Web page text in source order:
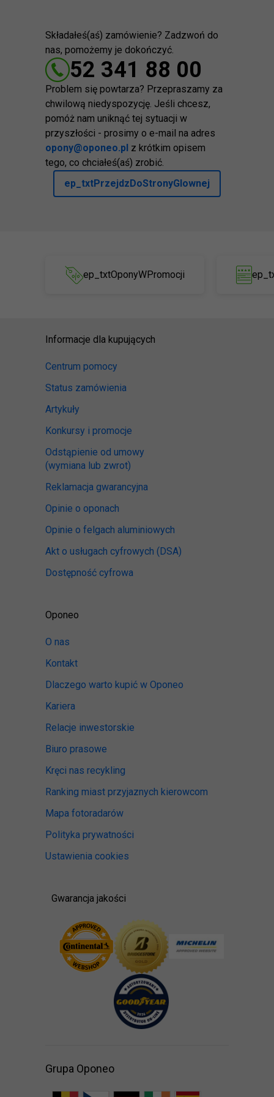
Składałeś(aś) zamówienie? Zadzwoń do
nas, pomożemy je dokończyć.
52 341 88 00
Problem się powtarza? Przepraszamy za
chwilową niedyspozycję. Jeśli chcesz,
pomóż nam uniknąć tej sytuacji w
przyszłości - prosimy o e-mail na adres
opony@oponeo.pl z krótkim opisem
tego, co chciałeś(aś) zrobić.
ep_txtPrzejdzDoStronyGlownej
ep_txtOponyWPromocji
Informacje dla kupujących
Centrum pomocy
Status zamówienia
Artykuły
Konkursy i promocje
Odstąpienie od umowy
(wymiana lub zwrot)
Reklamacja gwarancyjna
Opinie o oponach
Opinie o felgach aluminiowych
Akt o usługach cyfrowych (DSA)
Dostępność cyfrowa
Oponeo
O nas
Kontakt
Dlaczego warto kupić w Oponeo
Kariera
Relacje inwestorskie
Biuro prasowe
Kręci nas recykling
Ranking miast przyjaznych kierowcom
Mapa fotoradarów
Polityka prywatności
Ustawienia cookies
Gwarancja jakości
Grupa Oponeo